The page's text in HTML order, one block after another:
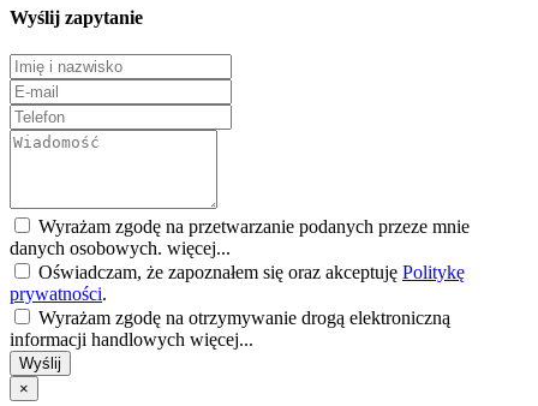
Wyślij zapytanie
Wyrażam zgodę na przetwarzanie podanych przeze mnie
danych osobowych. więcej...
Oświadczam, że zapoznałem się oraz akceptuję Politykę
prywatności.
Wyrażam zgodę na otrzymywanie drogą elektroniczną
informacji handlowych więcej...
Wyślij
×